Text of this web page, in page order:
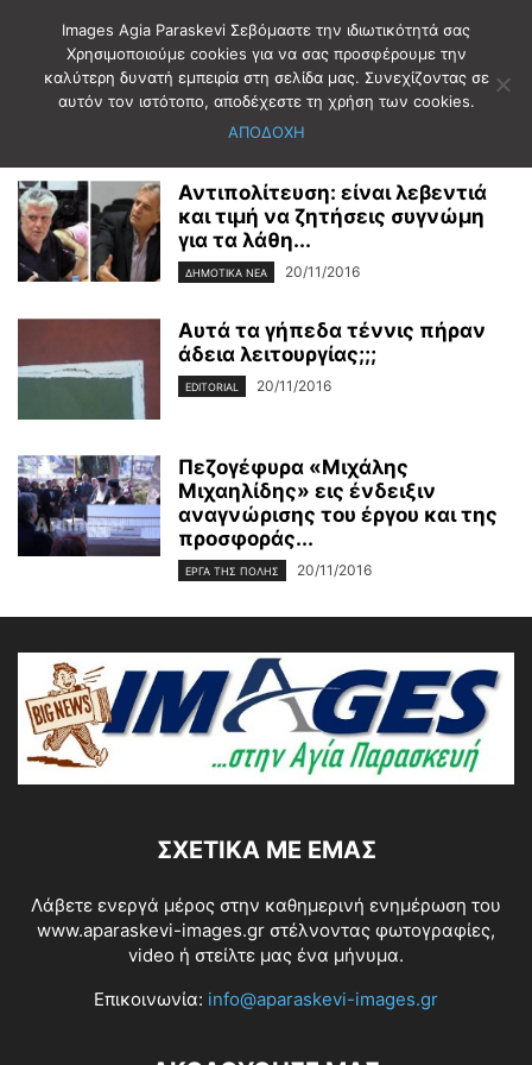
Αρχική 2016 Νοέμβριος 20
Ημερήσιο Αρχείο: 20/11/2016
Αντιπολίτευση: είναι λεβεντιά
και τιμή να ζητήσεις συγνώμη
για τα λάθη...
ΔΗΜΟΤΙΚΑ ΝΕΑ 20/11/2016
Αυτά τα γήπεδα τέννις πήραν
άδεια λειτουργίας;;;
EDITORIAL 20/11/2016
Πεζογέφυρα «Μιχάλης
Μιχαηλίδης» εις ένδειξιν
αναγνώρισης του έργου και της
προσφοράς...
ΕΡΓΑ ΤΗΣ ΠΟΛΗΣ 20/11/2016
ΣΧΕΤΙΚΆ ΜΕ ΕΜΆΣ
Λάβετε ενεργά μέρος στην καθημερινή ενημέρωση του
www.aparaskevi-images.gr στέλνοντας φωτογραφίες,
video ή στείλτε μας ένα μήνυμα.
Επικοινωνία: info@aparaskevi-images.gr
Images Agia Paraskevi Σεβόμαστε την ιδιωτικότητά σας
Χρησιμοποιούμε cookies για να σας προσφέρουμε την
καλύτερη δυνατή εμπειρία στη σελίδα μας. Συνεχίζοντας σε
αυτόν τον ιστότοπο, αποδέχεστε τη χρήση των cookies.
ΑΠΟΔΟΧΗ